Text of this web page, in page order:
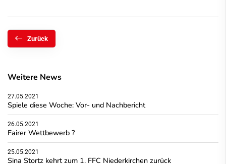
Zurück
Weitere News
27.05.2021
Spiele diese Woche: Vor- und Nachbericht
26.05.2021
Fairer Wettbewerb ?
25.05.2021
Sina Stortz kehrt zum 1. FFC Niederkirchen zurück